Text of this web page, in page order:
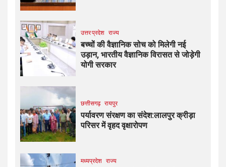
उत्तर प्रदेश राज्य
बच्चों की वैज्ञानिक सोच को मिलेगी नई
उड़ान, भारतीय वैज्ञानिक विरासत से जोड़ेगी
योगी सरकार
छत्तीसगढ़ रायपुर
पर्यावरण संरक्षण का संदेश:लालपुर क्रीड़ा
परिसर में वृहद वृक्षारोपण
मध्यप्रदेश राज्य